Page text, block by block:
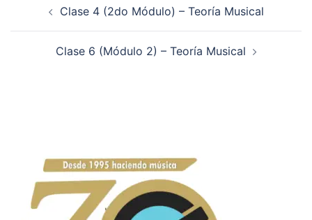
Clase 4 (2do Módulo) – Teoría Musical
Clase 6 (Módulo 2) – Teoría Musical